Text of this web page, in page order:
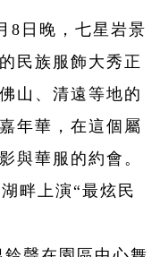
8日晚，七星岩景
民族服飾大秀正
山、清遠等地的
年華，在這個屬
與華服的約會。
畔上演“最炫民